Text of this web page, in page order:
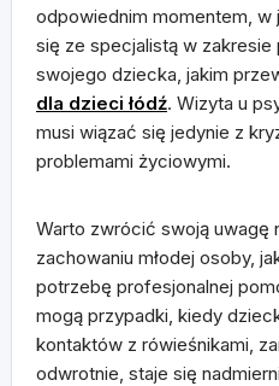
odpowiednim momentem, w
się ze specjalistą w
swojego dziecka, jakim
dla dzieci łódź. Wizyta u
musi wiązać się jedynie z
problemami życiowymi.
Warto zwrócić swoją uwagę
zachowaniu młodej osoby,
potrzebę profesjonalnej
mogą przypadki, kiedy
kontaktów z rówieśnikami,
odwrotnie, staje się